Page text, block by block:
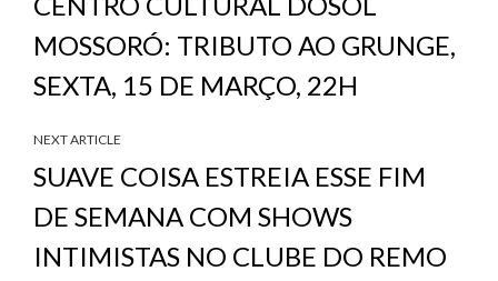
MOSSORÓ: TRIBUTO AO GRUNGE,
SEXTA, 15 DE MARÇO, 22H
NEXT ARTICLE
SUAVE COISA ESTREIA ESSE FIM
DE SEMANA COM SHOWS
INTIMISTAS NO CLUBE DO REMO